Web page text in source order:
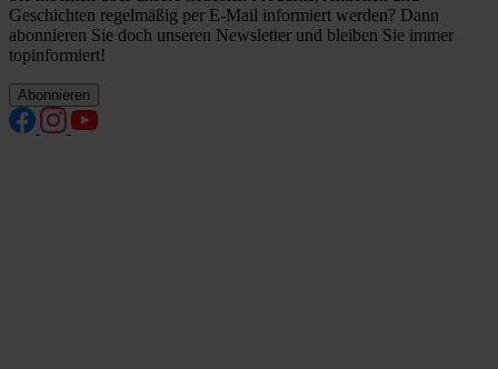
Geschichten regelmäßig per E-Mail informiert werden? Dann
abonnieren Sie doch unseren Newsletter und bleiben Sie immer
topinformiert!
Abonnieren